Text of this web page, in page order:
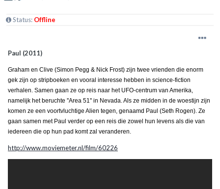
Status: Offline
Paul (2011)
Graham en Clive (Simon Pegg & Nick Frost) zijn twee vrienden die enorm
gek zijn op stripboeken en vooral interesse hebben in science-fiction
verhalen. Samen gaan ze op reis naar het UFO-centrum van Amerika,
namelijk het beruchte ''Area 51'' in Nevada. Als ze midden in de woestijn zijn
komen ze een voortvluchtige Alien tegen, genaamd Paul (Seth Rogen). Ze
gaan samen met Paul verder op een reis die zowel hun levens als die van
iedereen die op hun pad komt zal veranderen.
http://www.moviemeter.nl/film/60226